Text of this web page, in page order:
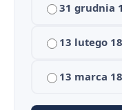
31 grudnia
13 lutego
13 marca